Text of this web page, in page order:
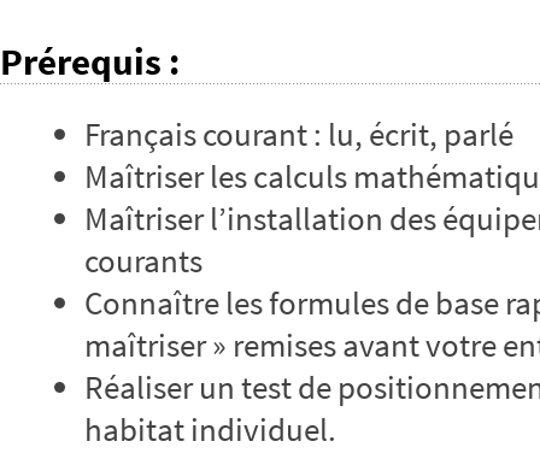
Prérequis :
Français courant : lu, écrit, parlé
Maîtriser les calculs
Maîtriser l’installation des
courants
Connaître les formules de base
maîtriser » remises avant votre
Réaliser un test de
habitat individuel.